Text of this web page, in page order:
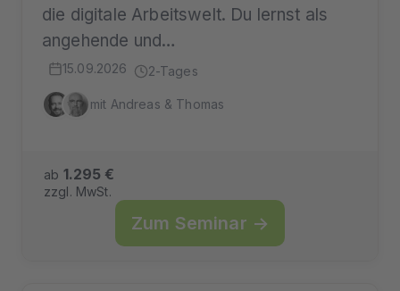
die digitale Arbeitswelt. Du lernst als
angehende und…
15.09.2026 2-Tages
mit Andreas & Thomas
ab 1.295 €
zzgl. MwSt.
Zum Seminar →